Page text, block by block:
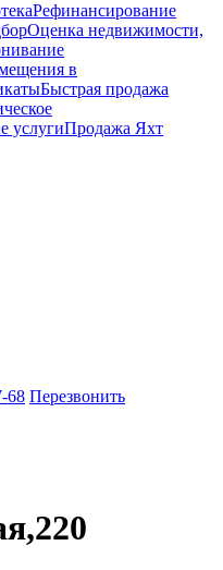
Рефинансирование
Оценка недвижимости,
в
Быстрая продажа
услугиПродажа Яхт
68 Перезвонить